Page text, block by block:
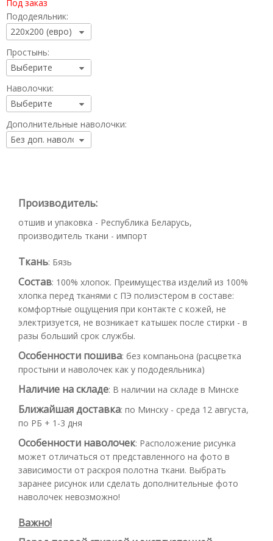
Под заказ
Пододеяльник:
Простынь:
Наволочки:
Дополнительные наволочки:
Производитель:
отшив и упаковка - Республика Беларусь,
производитель ткани - импорт
Ткань: Бязь
Состав: 100% хлопок. Преимущества изделий из 100%
хлопка перед тканями с ПЭ полиэстером в составе:
комфортные ощущения при контакте с кожей, не
электризуется, не возникает катышек после стирки - в
разы больший срок службы.
Особенности пошива: без компаньона (расцветка
простыни и наволочек как у пододеяльника)
Наличие на складе: В наличии на складе в Минске
Ближайшая доставка: по Минску - среда 12 августа,
по РБ + 1-3 дня
Особенности наволочек: Расположение рисунка
может отличаться от представленного на фото в
зависимости от раскроя полотна ткани. Выбрать
заранее рисунок или сделать дополнительные фото
наволочек невозможно!
Важно!